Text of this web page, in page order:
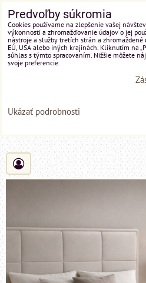
Predvoľby súkromia
Cookies používame na zlepšenie vašej
výkonnosti a zhromažďovanie údajov o jej
nástroje a služby tretích strán a
EÚ, USA alebo iných krajinách. Kliknutím na
súhlas s týmto spracovaním. Nižšie môžete
svoje preferencie.
Ukázať podrobnosti